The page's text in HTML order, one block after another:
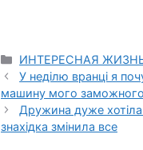
Categories
ИНТЕРЕСНАЯ
У неділю вранці я
машину мого
Дружина дуже хотіла
знахідка змінила все